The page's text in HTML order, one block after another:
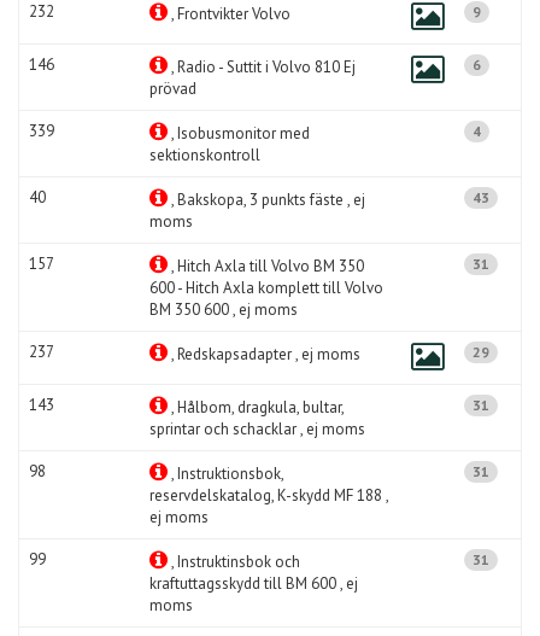
232 , Frontvikter Volvo 9
146
, Radio - Suttit i Volvo 810 Ej
prövad
6
339
, Isobusmonitor med
sektionskontroll
4
40
, Bakskopa, 3 punkts fäste , ej
moms
43
157
, Hitch Axla till Volvo BM 350
600 - Hitch Axla komplett till Volvo
BM 350 600 , ej moms
31
237 , Redskapsadapter , ej moms 29
143
, Hålbom, dragkula, bultar,
sprintar och schacklar , ej moms
31
98
, Instruktionsbok,
reservdelskatalog, K-skydd MF 188 ,
ej moms
31
99
, Instruktinsbok och
kraftuttagsskydd till BM 600 , ej
moms
31